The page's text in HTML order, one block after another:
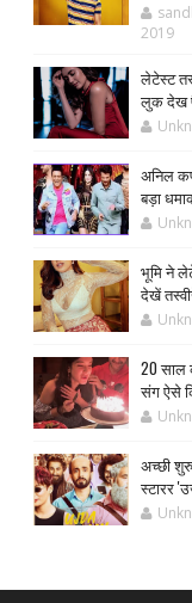
2019
लेटेस्ट
लुक देख
अनिल
बड़ा
भूमि ने
देखें
20 साल
संग ऐसे
अच्छी
स्टारर